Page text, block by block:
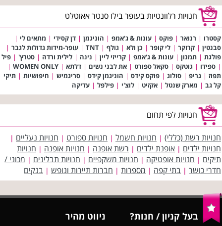
חנויות רלוונטיות בעופר בילו סנטר אאוטלט
קסטרו | רנואר | פוקס | עונות & ג'אמפ | הוניגמן | דן קסידי | מתאים לי |
סבנטין | קרוקר | לי קופר | כן ולא | גולף |
TNT
| עופר-מידות גדולות לגבר |
פולגת | תמנון | עונות & ג'אמפ | קרייזי ליין | נינה | לילית ורדה | סטרץ' | פיל
| ספידו | גוטקס | סקאל ספורט | את לבני נשים | דלתא |
WOMEN ONLY
|
תפוז | גריפ | סולוג | פוקס קידס | הוניגמן קידס | סריגמיש | חיפושיות | תיקי
קל גב | מארק שנטל | אקזיט | לוצ'י | פילפל | עדיקה
חנויות לפי תחום
חנויות רשת (כללי) | חנויות חשמל | חנויות ספורט | חנויות נעליים |
חנויות ילדים | אופנת ילדים | רשת אופנה | חנויות אופנה | חנויות
תיקים | חנויות אופטיקה | חנויות משקפיים | חנויות תבלינים | מכוני /
חדרי כושר | בתי קפה | מספרות | חברות תיירות ונופש | בנקים
בעל קניון / חנות?
ניווט מהיר